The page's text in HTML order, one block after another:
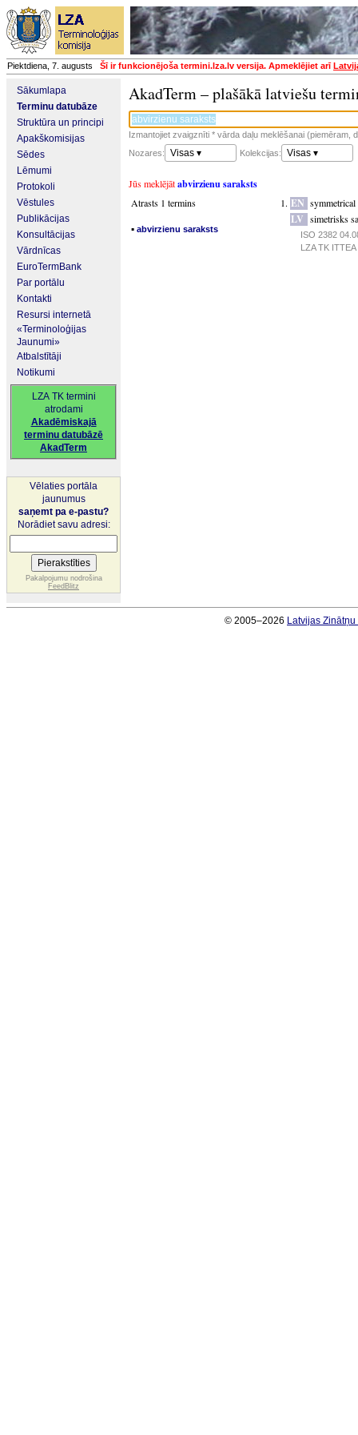
Piektdiena, 7. augusts Šī ir funkcionējoša termini.lza.lv versija. Apmeklējiet arī
Sākumlapa
Terminu datubāze
Struktūra un principi
Apakškomisijas
Sēdes
Lēmumi
Protokoli
Vēstules
Publikācijas
Konsultācijas
Vārdnīcas
EuroTermBank
Par portālu
Kontakti
Resursi internetā
«Terminoloģijas
Jaunumi»
Atbalstītāji
Notikumi
LZA TK termini
atrodami
Akadēmiskajā
terminu datubāzē
AkadTerm
Vēlaties portāla
jaunumus
saņemt pa e-pastu?
Norādiet savu adresi:
Pakalpojumu nodrošina
FeedBlitz
AkadTerm – plašākā latviešu
Izmantojiet zvaigznīti * vārda daļu meklēšanai (piemēram,
Nozares:
Visas ▾ Kolekcijas: Visas ▾
Jūs meklējātabvirzienu saraksts
Atrasts 1 termins
▪ abvirzienu saraksts
EN
LV simetrisks
ISO 2382
LZA TK
© 2005–2026 Latvijas